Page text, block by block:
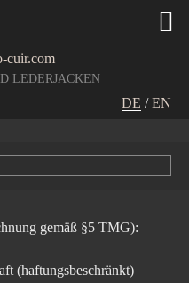
cuir.com
LEDERJACKEN
DE /EN
gemäß §5 TMG):
(haftungsbeschränkt)